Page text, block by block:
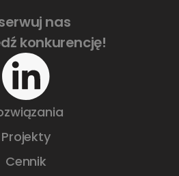
nas
konkurencję!
Projekty
Cennik